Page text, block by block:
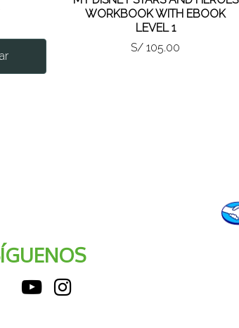
WORKBOOK WITH EBOOK
LEVEL 1
S/ 105.00